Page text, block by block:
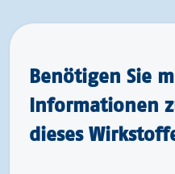
Benötigen Sie
Informationen
dieses